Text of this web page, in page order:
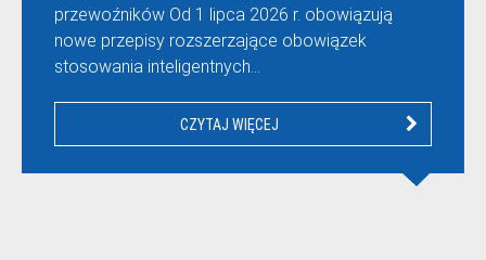
przewoźników Od 1 lipca 2026 r. obowiązują
nowe przepisy rozszerzające obowiązek
stosowania inteligentnych…
CZYTAJ WIĘCEJ